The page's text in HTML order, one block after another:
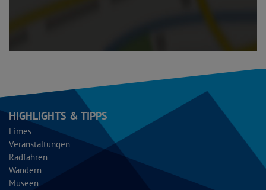
HIGHLIGHTS & TIPPS
Limes
Veranstaltungen
Radfahren
Wandern
Museen